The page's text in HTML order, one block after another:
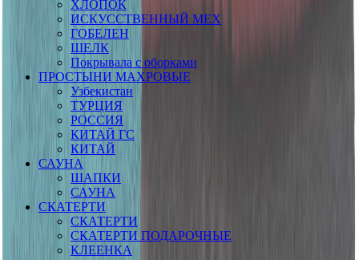
ХЛОПОК
ИСКУССТВЕННЫЙ МЕХ
ГОБЕЛЕН
ШЕЛК
Покрывала с оборками
ПРОСТЫНИ МАХРОВЫЕ
Узбекистан
ТУРЦИЯ
РОССИЯ
КИТАЙ ГС
КИТАЙ
САУНА
ШАПКИ
САУНА
СКАТЕРТИ
СКАТЕРТИ
СКАТЕРТИ ПОДАРОЧНЫЕ
КЛЕЕНКА